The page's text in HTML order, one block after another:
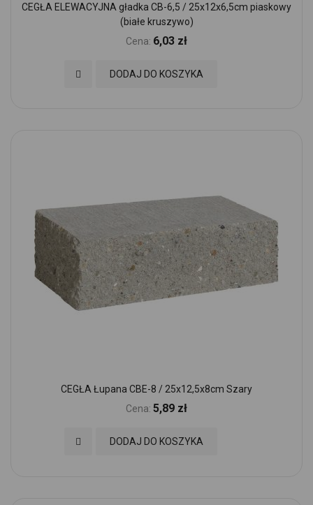
CEGŁA ELEWACYJNA gładka CB-6,5 / 25x12x6,5cm piaskowy
(białe kruszywo)
Cena: 6,03 zł
DODAJ DO KOSZYKA
Dodaj do Ulubionych
CEGŁA Łupana CBE-8 / 25x12,5x8cm Szary
Cena: 5,89 zł
DODAJ DO KOSZYKA
Dodaj do Ulubionych